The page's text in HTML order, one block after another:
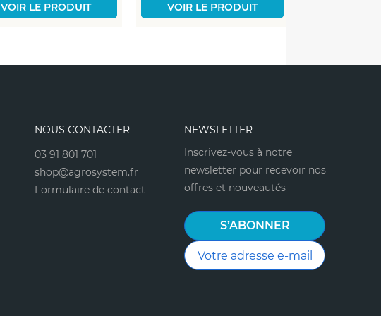
VOIR LE PRODUIT VOIR LE PRODUIT
NOUS CONTACTER
03 91 801 701
shop@agrosystem.fr
Formulaire de contact
NEWSLETTER
Inscrivez-vous à notre
newsletter pour recevoir nos
offres et nouveautés